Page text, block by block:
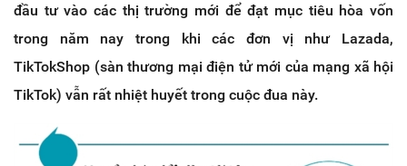
đầu tư vào các thị trường mới để đạt mục tiêu hòa vốn
trong năm nay trong khi các đơn vị như Lazada,
TikTokShop (sàn thương mại điện tử mới của mạng xã hội
TikTok) vẫn rất nhiệt huyết trong cuộc đua này.